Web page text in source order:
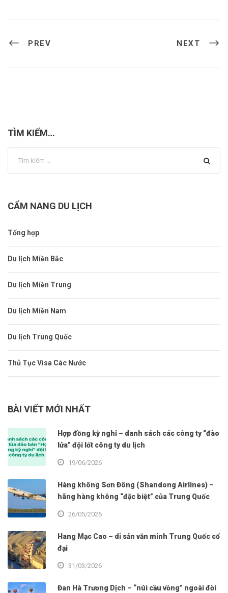
PREV NEXT
TÌM KIẾM…
CẨM NANG DU LỊCH
Tổng hợp
Du lịch Miền Bắc
Du lịch Miền Trung
Du lịch Miền Nam
Du lịch Trung Quốc
Thủ Tục Visa Các Nước
BÀI VIẾT MỚI NHẤT
Hợp đồng kỳ nghỉ – danh sách các công ty “đào
lửa” đội lốt công ty du lịch
19/06/2026
Hàng không Sơn Đông (Shandong Airlines) –
hãng hàng không “đặc biệt” của Trung Quốc
26/05/2026
Hang Mạc Cao – di sản văn minh Trung Quốc cổ
đại
31/03/2026
Đan Hà Trương Dịch – “núi cầu vồng” ngoài đời